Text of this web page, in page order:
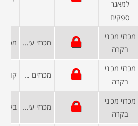
למאגר
ספקים
מכרזי מכוני
בקרה
מכרזי עיריות ומועצות
מכרזי מכוני
בקרה
מכרזים פומביים
מכרזי מכוני
בקרה
מכרזי עיריות ומועצות